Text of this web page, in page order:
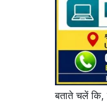
बताते चलें कि,